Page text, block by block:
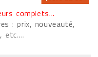
complets...
: prix, nouveauté,
etc....